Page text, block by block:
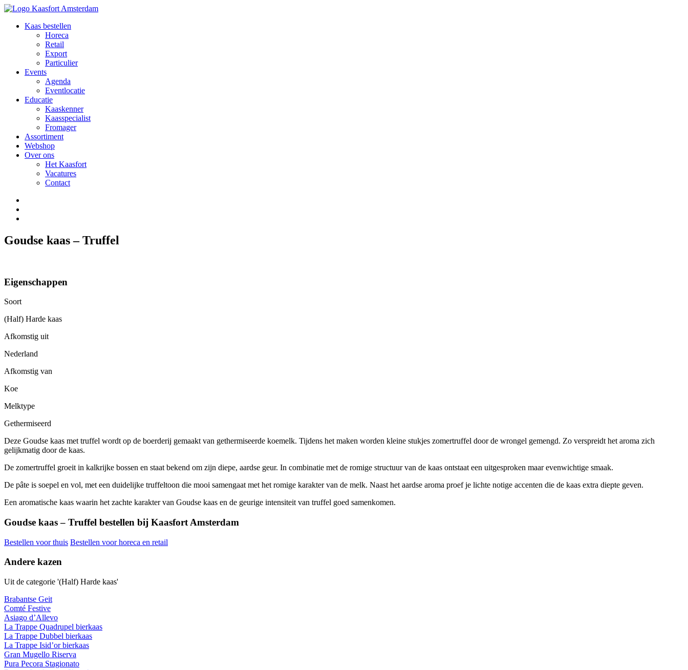
Kaas bestellen
Horeca
Retail
Export
Particulier
Events
Agenda
Eventlocatie
Educatie
Kaaskenner
Kaasspecialist
Fromager
Assortiment
Webshop
Over ons
Het Kaasfort
Vacatures
Contact
Goudse kaas – Truffel
Eigenschappen
Soort
(Half) Harde kaas
Afkomstig uit
Nederland
Afkomstig van
Koe
Melktype
Gethermiseerd
Deze Goudse kaas met truffel wordt op de boerderij gemaakt van gethermiseerde koemelk. Tijdens het maken worden kleine stukjes zomertruffel door de wrongel gemengd. Zo verspreidt het aroma zich
gelijkmatig door de kaas.
De zomertruffel groeit in kalkrijke bossen en staat bekend om zijn diepe, aardse geur. In combinatie met de romige structuur van de kaas ontstaat een uitgesproken maar evenwichtige smaak.
De pâte is soepel en vol, met een duidelijke truffeltoon die mooi samengaat met het romige karakter van de melk. Naast het aardse aroma proef je lichte notige accenten die de kaas extra diepte geven.
Een aromatische kaas waarin het zachte karakter van Goudse kaas en de geurige intensiteit van truffel goed samenkomen.
Goudse kaas – Truffel bestellen bij Kaasfort Amsterdam
Bestellen voor thuis Bestellen voor horeca en retail
Andere kazen
Uit de categorie '(Half) Harde kaas'
Brabantse Geit
Comté Festive
Asiago d’Allevo
La Trappe Quadrupel bierkaas
La Trappe Dubbel bierkaas
La Trappe Isid’or bierkaas
Gran Mugello Riserva
Pura Pecora Stagionato